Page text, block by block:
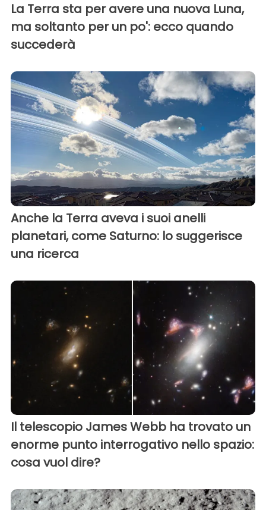
La Terra sta per avere una nuova Luna,
ma soltanto per un po': ecco quando
succederà
Anche la Terra aveva i suoi anelli
planetari, come Saturno: lo suggerisce
una ricerca
Il telescopio James Webb ha trovato un
enorme punto interrogativo nello spazio:
cosa vuol dire?